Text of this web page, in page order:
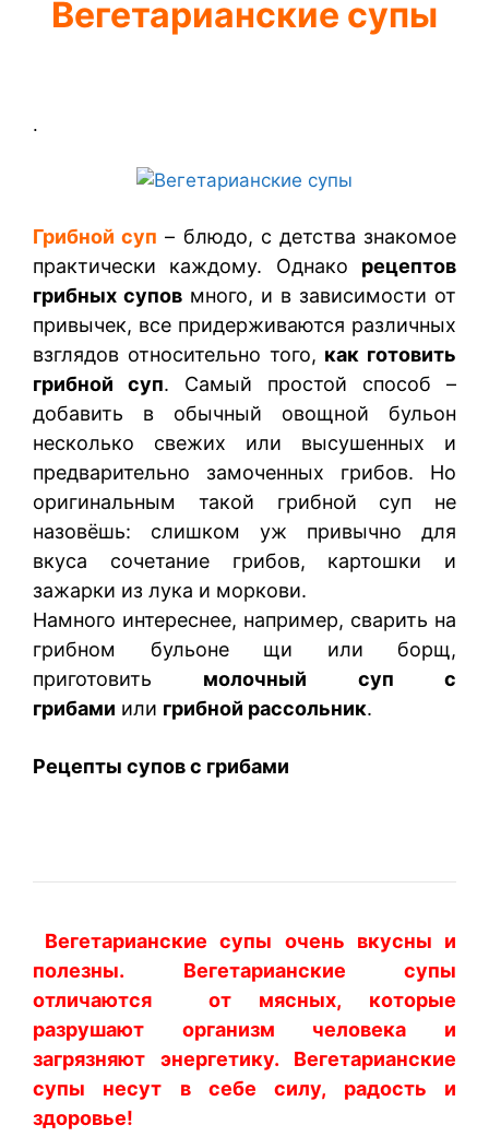
Вегетарианские супы
.
Грибной суп – блюдо, с детства знакомое
практически каждому. Однако рецептов
грибных супов много, и в зависимости от
привычек, все придерживаются различных
взглядов относительно того, как готовить
грибной суп. Самый простой способ –
добавить в обычный овощной бульон
несколько свежих или высушенных и
предварительно замоченных грибов. Но
оригинальным такой грибной суп не
назовёшь: слишком уж привычно для
вкуса сочетание грибов, картошки и
зажарки из лука и моркови.
Намного интереснее, например, сварить на
грибном бульоне щи или борщ,
приготовить молочный суп с
грибами или грибной рассольник.
Рецепты супов с грибами
Вегетарианские супы очень вкусны и
полезны. Вегетарианские супы
отличаются от мясных, которые
разрушают организм человека и
загрязняют энергетику. Вегетарианские
супы несут в себе силу, радость и
здоровье!